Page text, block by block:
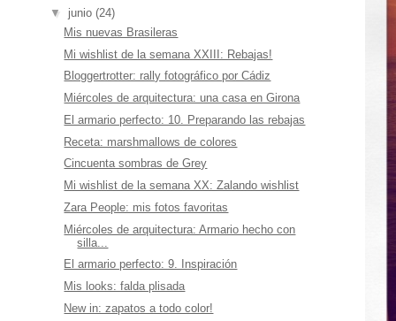
▼ junio (24)
Mis nuevas Brasileras
Mi wishlist de la semana XXIII: Rebajas!
Bloggertrotter: rally fotográfico por Cádiz
Miércoles de arquitectura: una casa en Girona
El armario perfecto: 10. Preparando las rebajas
Receta: marshmallows de colores
Cincuenta sombras de Grey
Mi wishlist de la semana XX: Zalando wishlist
Zara People: mis fotos favoritas
Miércoles de arquitectura: Armario hecho con
silla...
El armario perfecto: 9. Inspiración
Mis looks: falda plisada
New in: zapatos a todo color!